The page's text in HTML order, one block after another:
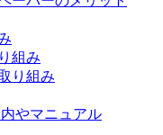
組み
り組み
やマニュアル